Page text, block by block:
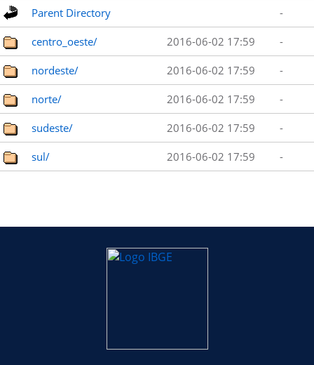
Parent Directory -
centro_oeste/ 2016-06-02 17:59 -
nordeste/ 2016-06-02 17:59 -
norte/ 2016-06-02 17:59 -
sudeste/ 2016-06-02 17:59 -
sul/ 2016-06-02 17:59 -